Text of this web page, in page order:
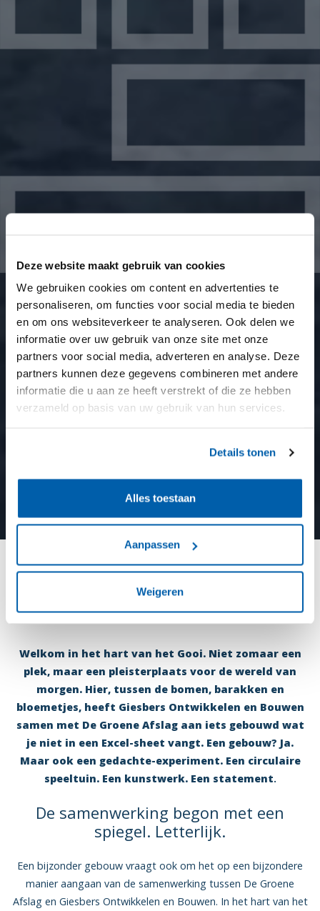
Deze website maakt gebruik van cookies
We gebruiken cookies om content en advertenties te
personaliseren, om functies voor social media te bieden
en om ons websiteverkeer te analyseren. Ook delen we
informatie over uw gebruik van onze site met onze
partners voor social media, adverteren en analyse. Deze
partners kunnen deze gegevens combineren met andere
informatie die u aan ze heeft verstrekt of die ze hebben
verzameld op basis van uw gebruik van hun services.
Details tonen
Alles toestaan
Aanpassen
Weigeren
De Groene Afslag: een circulair
meesterwerk in het Gooi
Welkom in het hart van het Gooi. Niet zomaar een
plek, maar een pleisterplaats voor de wereld van
morgen. Hier, tussen de bomen, barakken en
bloemetjes, heeft Giesbers Ontwikkelen en Bouwen
samen met De Groene Afslag aan iets gebouwd wat
je niet in een Excel-sheet vangt. Een gebouw? Ja.
Maar ook een gedachte-experiment. Een circulaire
speeltuin. Een kunstwerk. Een statement.
De samenwerking begon met een
spiegel. Letterlijk.
Een bijzonder gebouw vraagt ook om het op een bijzondere
manier aangaan van de samenwerking tussen De Groene
Afslag en Giesbers Ontwikkelen en Bouwen. In het hart van het